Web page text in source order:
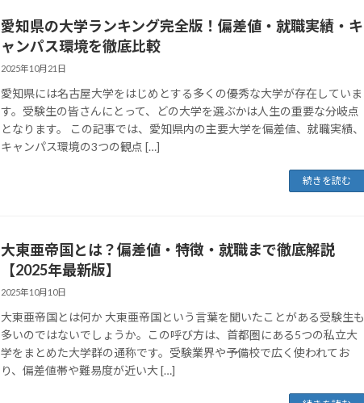
愛知県の大学ランキング完全版！偏差値・就職実績・キ
ャンパス環境を徹底比較
2025年10月21日
愛知県には名古屋大学をはじめとする多くの優秀な大学が存在していま
す。受験生の皆さんにとって、どの大学を選ぶかは人生の重要な分岐点
となります。 この記事では、愛知県内の主要大学を偏差値、就職実績、
キャンパス環境の3つの観点 […]
続きを読む
大東亜帝国とは？偏差値・特徴・就職まで徹底解説
【2025年最新版】
2025年10月10日
大東亜帝国とは何か 大東亜帝国という言葉を聞いたことがある受験生も
多いのではないでしょうか。この呼び方は、首都圏にある5つの私立大
学をまとめた大学群の通称です。受験業界や予備校で広く使われてお
り、偏差値帯や難易度が近い大 […]